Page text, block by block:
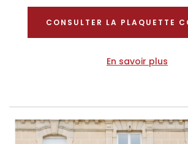
CONSULTER LA PLAQUETTE
En savoir plus